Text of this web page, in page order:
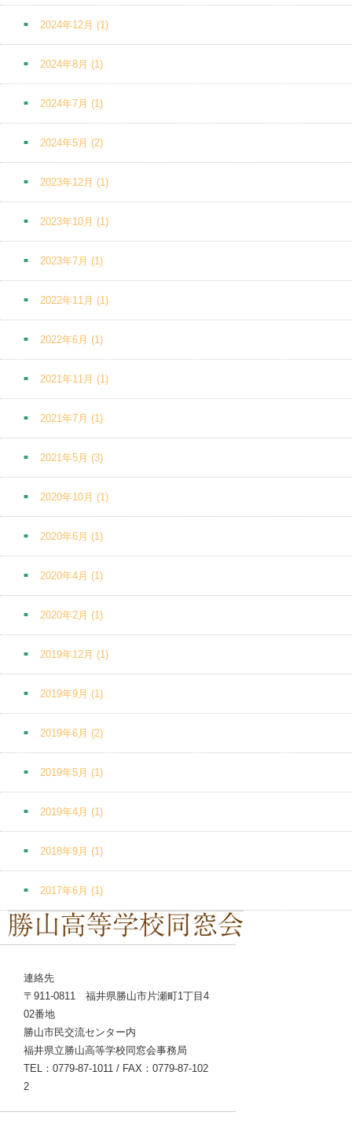
2024年12月 (1)
2024年8月 (1)
2024年7月 (1)
2024年5月 (2)
2023年12月 (1)
2023年10月 (1)
2023年7月 (1)
2022年11月 (1)
2022年6月 (1)
2021年11月 (1)
2021年7月 (1)
2021年5月 (3)
2020年10月 (1)
2020年6月 (1)
2020年4月 (1)
2020年2月 (1)
2019年12月 (1)
2019年9月 (1)
2019年6月 (2)
2019年5月 (1)
2019年4月 (1)
2018年9月 (1)
2017年6月 (1)
連絡先
〒911-0811 福井県勝山市片瀬町1丁目4
02番地
勝山市民交流センター内
福井県立勝山高等学校同窓会事務局
TEL：0779-87-1011 / FAX：0779-87-102
2